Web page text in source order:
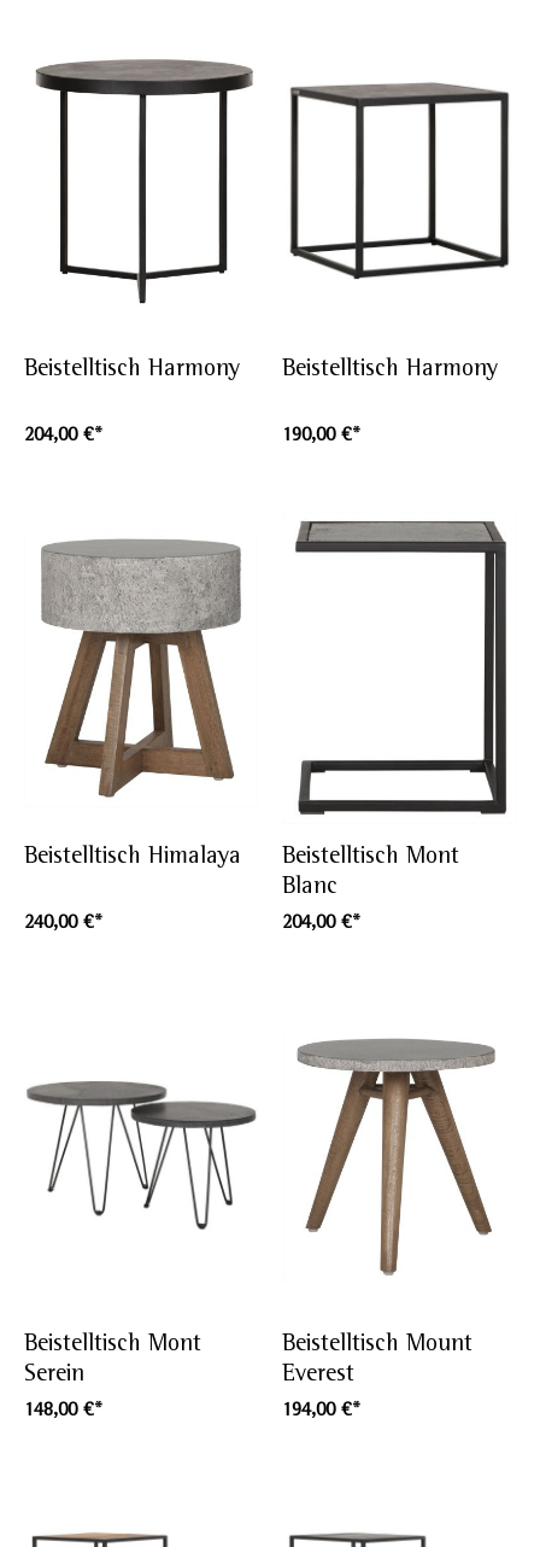
Beistelltisch Harmony
204,00 €*
Beistelltisch Harmony
190,00 €*
Beistelltisch Himalaya
240,00 €*
Beistelltisch Mont
Blanc
204,00 €*
Beistelltisch Mont
Serein
148,00 €*
Beistelltisch Mount
Everest
194,00 €*